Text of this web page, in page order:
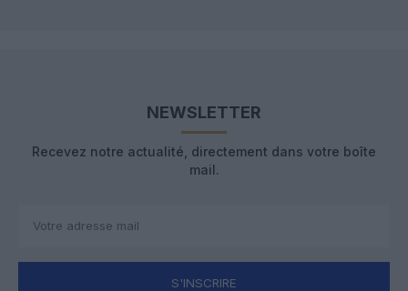
NEWSLETTER
Recevez notre actualité, directement dans votre boîte
mail.
S'INSCRIRE